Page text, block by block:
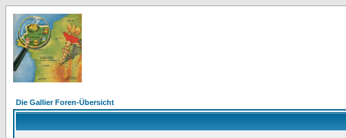
Die Gallier Foren-Übersicht